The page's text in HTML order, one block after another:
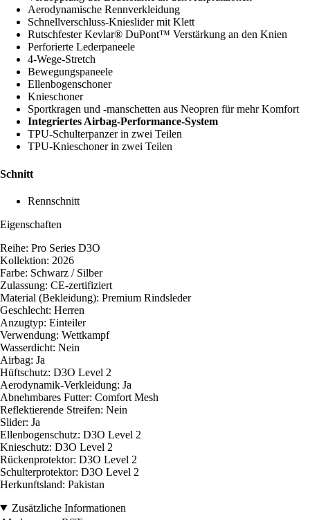
Aerodynamische Rennverkleidung
Schnellverschluss-Knieslider mit Klett
Rutschfester Kevlar® DuPont™ Verstärkung an den Knien
Perforierte Lederpaneele
4-Wege-Stretch
Bewegungspaneele
Ellenbogenschoner
Knieschoner
Sportkragen und -manschetten aus Neopren für mehr Komfort
Integriertes Airbag-Performance-System
TPU-Schulterpanzer in zwei Teilen
TPU-Knieschoner in zwei Teilen
Schnitt
Rennschnitt
Eigenschaften
Reihe: Pro Series D3O
Kollektion: 2026
Farbe: Schwarz / Silber
Zulassung: CE-zertifiziert
Material (Bekleidung): Premium Rindsleder
Geschlecht: Herren
Anzugtyp: Einteiler
Verwendung: Wettkampf
Wasserdicht: Nein
Airbag: Ja
Hüftschutz: D3O Level 2
Aerodynamik-Verkleidung: Ja
Abnehmbares Futter: Comfort Mesh
Reflektierende Streifen: Nein
Slider: Ja
Ellenbogenschutz: D3O Level 2
Knieschutz: D3O Level 2
Rückenprotektor: D3O Level 2
Schulterprotektor: D3O Level 2
Herkunftsland: Pakistan
Zusätzliche Informationen